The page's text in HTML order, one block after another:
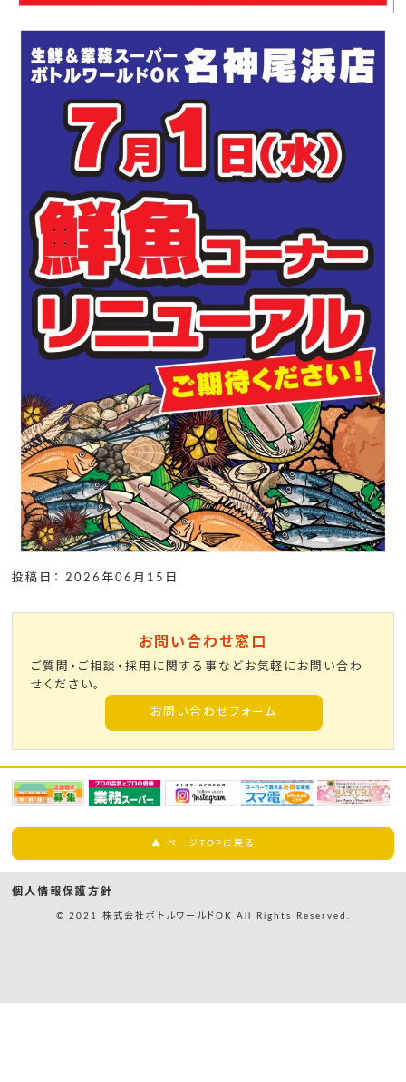
投稿日： 2026年06月15日
お問い合わせ窓口
ご質問・ご相談・採用に関する事などお気軽にお問い合わ
せください。
お問い合わせフォーム
▲ ページTOPに戻る
個人情報保護方針
© 2021 株式会社ボトルワールドOK All Rights Reserved.